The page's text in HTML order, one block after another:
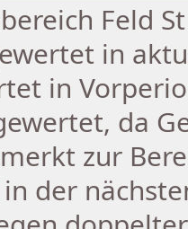
Feld
in
in
da
zur
der